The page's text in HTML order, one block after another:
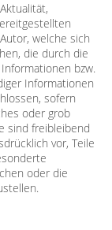
welche sich
die durch die
bzw.
Informationen
sofern
oder grob
sind freibleibend
vor, Teile
oder die